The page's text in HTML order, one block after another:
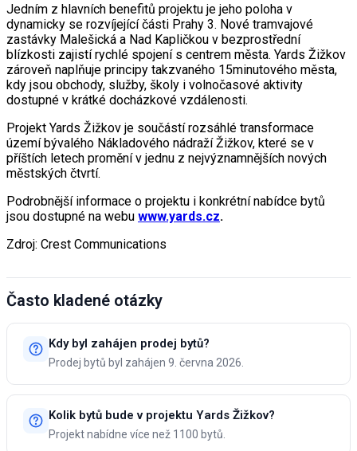
Jedním z hlavních benefitů projektu je jeho poloha v
dynamicky se rozvíjející části Prahy 3. Nové tramvajové
zastávky Malešická a Nad Kapličkou v bezprostřední
blízkosti zajistí rychlé spojení s centrem města. Yards Žižkov
zároveň naplňuje principy takzvaného 15minutového města,
kdy jsou obchody, služby, školy i volnočasové aktivity
dostupné v krátké docházkové vzdálenosti.
Projekt Yards Žižkov je součástí rozsáhlé transformace
území bývalého Nákladového nádraží Žižkov, které se v
příštích letech promění v jednu z nejvýznamnějších nových
městských čtvrtí.
Podrobnější informace o projektu i konkrétní nabídce bytů
jsou dostupné na webu www.yards.cz.
Zdroj: Crest Communications
Často kladené otázky
Kdy byl zahájen prodej bytů?
Prodej bytů byl zahájen 9. června 2026.
Kolik bytů bude v projektu Yards Žižkov?
Projekt nabídne více než 1100 bytů.